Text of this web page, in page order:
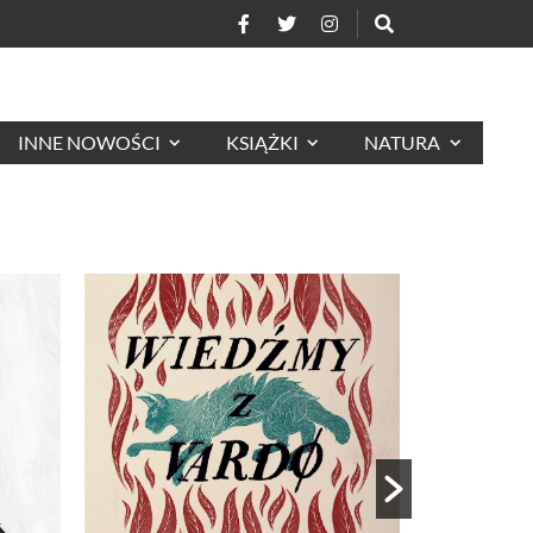
INNE NOWOŚCI KSIĄŻKI NATURA